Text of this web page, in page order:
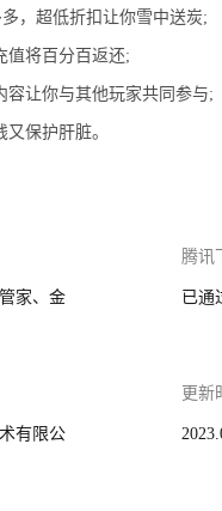
，超低折扣让你雪中送炭;
值将百分百返还;
容让你与其他玩家共同参与;
保护肝脏。
家、金
腾讯
已通
有限公
更新